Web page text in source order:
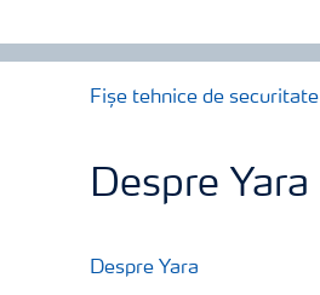
Fișe tehnice de securitate
Despre Yara
Despre Yara